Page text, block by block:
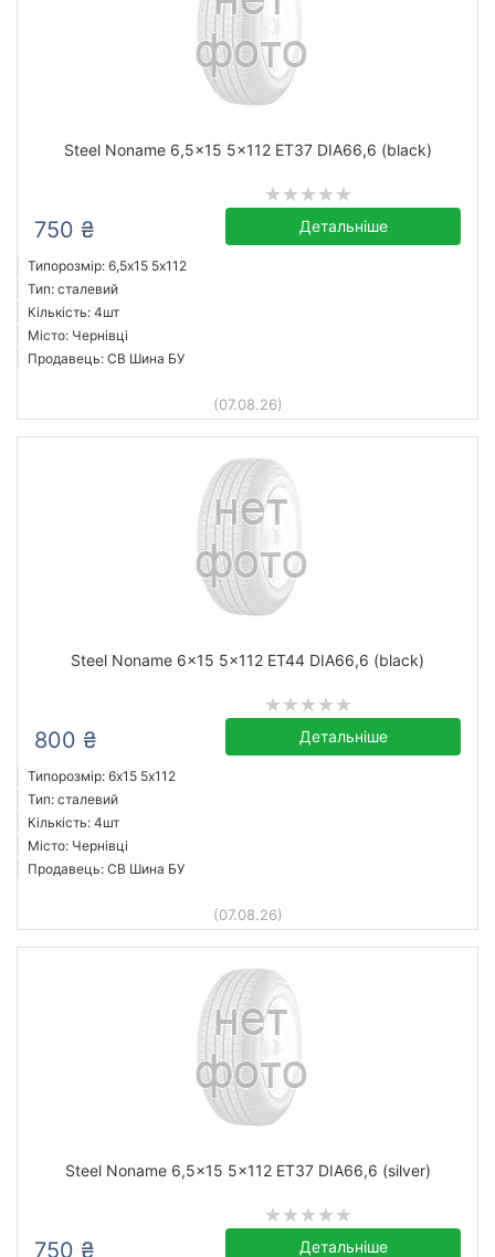
Steel Noname 6,5x15 5x112 ET37 DIA66,6 (black)
750 ₴ Детальніше
Типорозмір: 6,5x15 5х112
Тип: сталевий
Кількість: 4шт
Місто: Чернівці
Продавець: СВ Шина БУ
(07.08.26)
Steel Noname 6x15 5x112 ET44 DIA66,6 (black)
800 ₴ Детальніше
Типорозмір: 6x15 5х112
Тип: сталевий
Кількість: 4шт
Місто: Чернівці
Продавець: СВ Шина БУ
(07.08.26)
Steel Noname 6,5x15 5x112 ET37 DIA66,6 (silver)
750 ₴ Детальніше